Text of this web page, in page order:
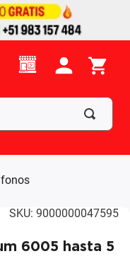
SKU: 9000000047595
6005 hasta 5